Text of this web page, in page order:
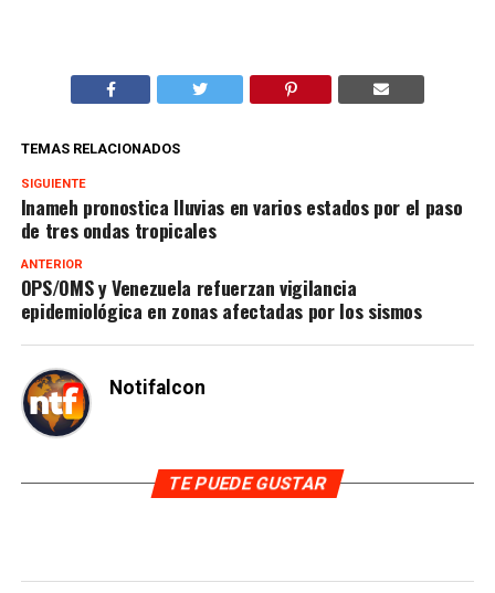
TEMAS RELACIONADOS
SIGUIENTE
Inameh pronostica lluvias en varios estados por el paso
de tres ondas tropicales
ANTERIOR
OPS/OMS y Venezuela refuerzan vigilancia
epidemiológica en zonas afectadas por los sismos
Notifalcon
TE PUEDE GUSTAR